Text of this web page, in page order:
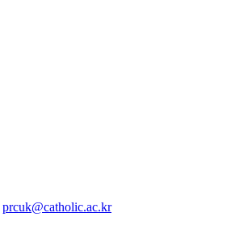
prcuk@catholic.ac.kr